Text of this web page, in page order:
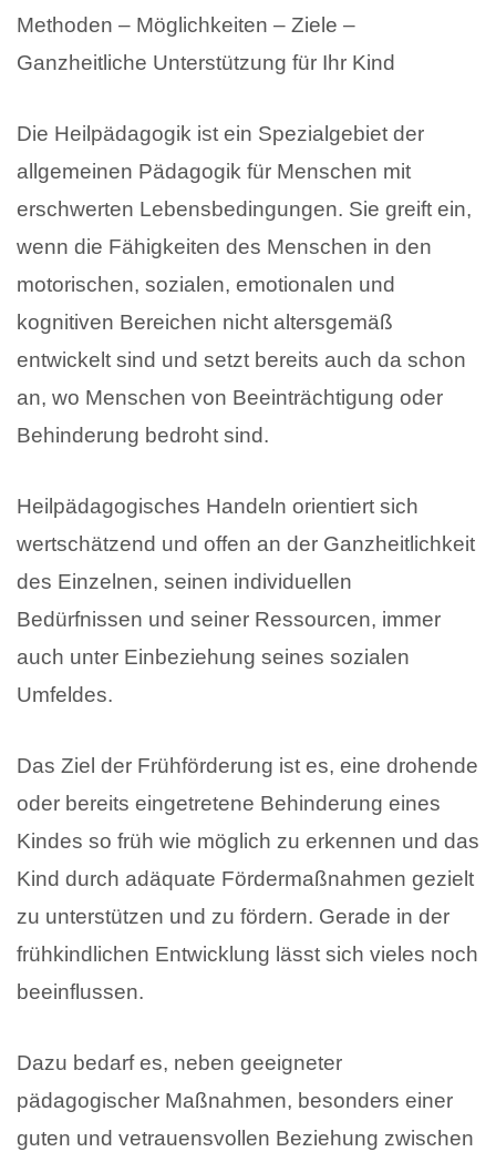
Methoden – Möglichkeiten – Ziele –
Ganzheitliche Unterstützung für Ihr Kind
Die Heilpädagogik ist ein Spezialgebiet der
allgemeinen Pädagogik für Menschen mit
erschwerten Lebensbedingungen. Sie greift ein,
wenn die Fähigkeiten des Menschen in den
motorischen, sozialen, emotionalen und
kognitiven Bereichen nicht altersgemäß
entwickelt sind und setzt bereits auch da schon
an, wo Menschen von Beeinträchtigung oder
Behinderung bedroht sind.
Heilpädagogisches Handeln orientiert sich
wertschätzend und offen an der Ganzheitlichkeit
des Einzelnen, seinen individuellen
Bedürfnissen und seiner Ressourcen, immer
auch unter Einbeziehung seines sozialen
Umfeldes.
Das Ziel der Frühförderung ist es, eine drohende
oder bereits eingetretene Behinderung eines
Kindes so früh wie möglich zu erkennen und das
Kind durch adäquate Fördermaßnahmen gezielt
zu unterstützen und zu fördern. Gerade in der
frühkindlichen Entwicklung lässt sich vieles noch
beeinflussen.
Dazu bedarf es, neben geeigneter
pädagogischer Maßnahmen, besonders einer
guten und vetrauensvollen Beziehung zwischen